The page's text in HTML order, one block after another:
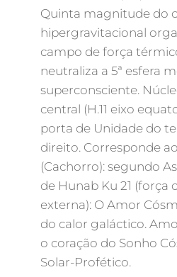
Quinta magnitude do
hipergravitacional
campo de força
neutraliza a 5ª esfera
superconsciente.
central (H.11 eixo
porta de Unidade do
direito. Corresponde
(Cachorro): segundo
de Hunab Ku 21 (força
externa): O Amor
do calor galáctico.
o coração do Sonho
Solar-Profético.